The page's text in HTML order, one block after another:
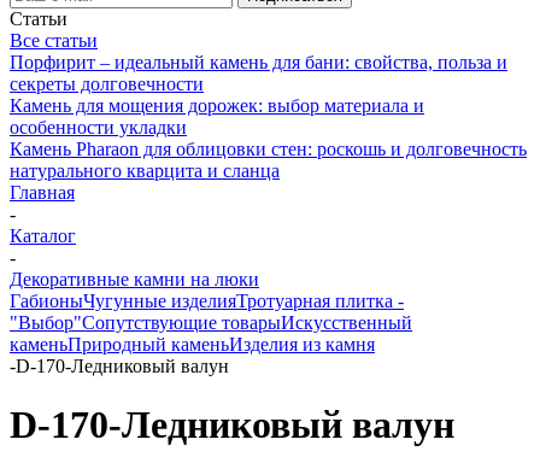
Статьи
Все статьи
Порфирит – идеальный камень для бани: свойства, польза и
секреты долговечности
Камень для мощения дорожек: выбор материала и
особенности укладки
Камень Pharaon для облицовки стен: роскошь и долговечность
натурального кварцита и сланца
Главная
-
Каталог
-
Декоративные камни на люки
ГабионыЧугунные изделияТротуарная плитка -
"Выбор"Сопутствующие товарыИскусственный
каменьПриродный каменьИзделия из камня
-D-170-Ледниковый валун
D-170-Ледниковый валун